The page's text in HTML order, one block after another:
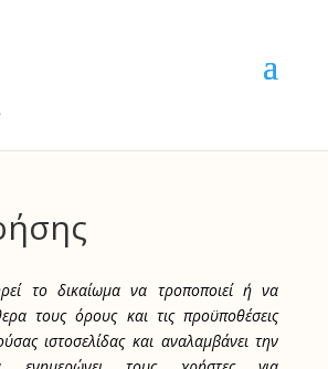
το δικαίωμα να τροποποιεί ή να
τους όρους και τις προϋποθέσεις
ιστοσελίδας και αναλαμβάνει την